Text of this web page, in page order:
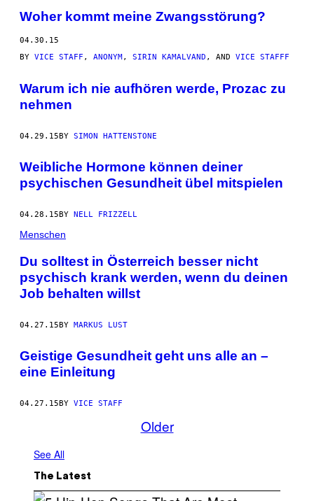
Woher kommt meine Zwangsstörung?
04.30.15
BY VICE STAFF , ANONYM , SIRIN KAMALVAND , AND VICE STAFFF
Warum ich nie aufhören werde, Prozac zu
nehmen
04.29.15BY SIMON HATTENSTONE
Weibliche Hormone können deiner
psychischen Gesundheit übel mitspielen
04.28.15 BY NELL FRIZZELL
Menschen
Du solltest in Österreich besser nicht
psychisch krank werden, wenn du deinen
Job behalten willst
04.27.15BY MARKUS LUST
Geistige Gesundheit geht uns alle an –
eine Einleitung
04.27.15 BY VICE STAFF
Older
See All
The Latest